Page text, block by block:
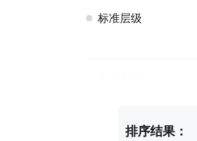
标准层级
发布年代
标准状态排序结果：